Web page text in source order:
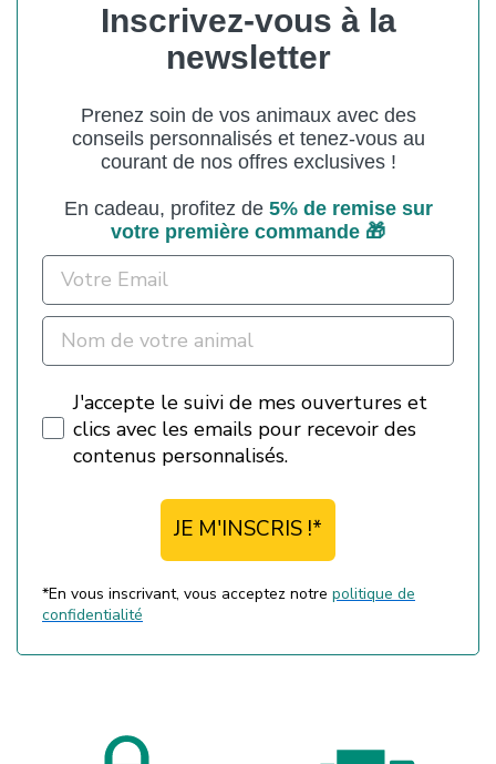
Inscrivez-vous à la
newsletter
Prenez soin de vos animaux avec des
conseils personnalisés et tenez-vous au
courant de nos offres exclusives !
En cadeau, profitez de 5% de remise sur
votre première commande 🎁
Email
Nom de votre animal
Pixel Tracking
J'accepte le suivi de mes ouvertures et
clics avec les emails pour recevoir des
contenus personnalisés.
JE M'INSCRIS !*
*En vous inscrivant, vous acceptez notre politique de
confidentialité